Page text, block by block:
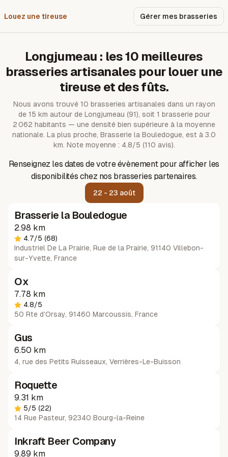
Louez une tireuse Gérer mes brasseries
Longjumeau : les10 meilleures
brasseries artisanales pour louer une
tireuse et des fûts.
Nous avons trouvé 10 brasseries artisanales dans un rayon
de 15 km autour de Longjumeau (91), soit 1 brasserie pour
2 062 habitants — une densité bien supérieure à la moyenne
nationale. La plus proche, Brasserie la Bouledogue, est à 3.0
km. Note moyenne : 4.8/5 (110 avis).
Renseignez les dates de votre évènement pour afficher les
disponibilités chez nos brasseries partenaires.
22 - 23 août
Brasserie la Bouledogue
2.98 km
4.7/5 (68)
Industriel De La Prairie, Rue de la Prairie, 91140 Villebon-
sur-Yvette, France
Ox
7.78 km
4.8/5
50 Rte d'Orsay, 91460 Marcoussis, France
Gus
6.50 km
4, rue des Petits Ruisseaux, Verrières-Le-Buisson
Roquette
9.31 km
5/5 (22)
14 Rue Pasteur, 92340 Bourg-la-Reine
Inkraft Beer Company
9.89 km